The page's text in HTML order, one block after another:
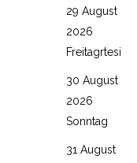
29 August
2026
Freitagrtesi
30 August
2026
Sonntag
31 August